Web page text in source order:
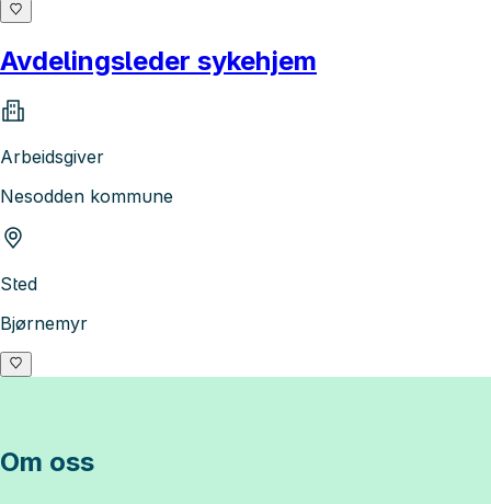
Avdelingsleder sykehjem
Arbeidsgiver
Nesodden kommune
Sted
Bjørnemyr
Om oss